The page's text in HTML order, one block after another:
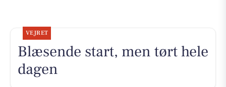
VEJRET
Blæsende start, men tørt hele
dagen